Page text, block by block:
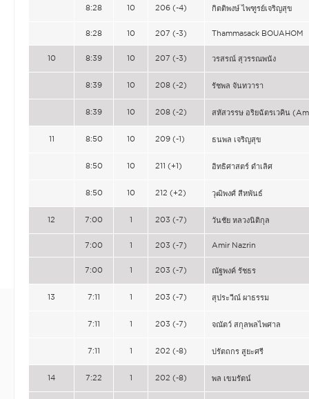
8:28 10 206 (-4) กิตติพงษ์ ไพฑูรย์เจริญสุข
8:28 10 207 (-3) Thammasack BOUAHOM
10 8:39 10 207 (-3) วรสรณ์ สุวรรณพนัง
8:39 10 208 (-2) รัชพล จันทวารา
8:39 10 208 (-2) สหัสวรรษ อริยฉัตรเวคิน
11 8:50 10 209 (-1) ธนพล เจริญสุข
8:50 10 211 (+1) อิทธิศาสตร์ ดำเลิศ
8:50 10 212 (+2) วุฒิพงศ์ สีหพันธ์
12 7:00 1 203 (-7) วันชัย หลวงนิติกุล
7:00 1 203 (-7) Amir Nazrin
7:00 1 203 (-7) ณัฐพงค์ รัชธร
13 7:11 1 203 (-7) สุประวีณ์ ผาธรรม
7:11 1 203 (-7) จณัตว์ สกุลพลไพศาล
7:11 1 202 (-8) ปรัตถกร สูยะศรี
14 7:22 1 202 (-8) พล เขมรัตน์